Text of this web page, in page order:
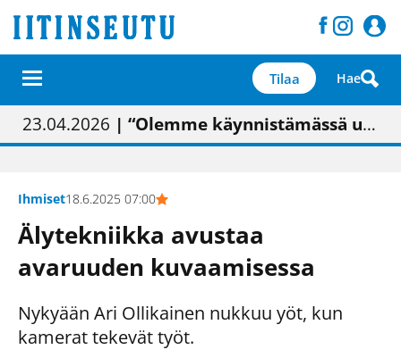
Tilaa Hae
01.02.2026 | Painon vaihtumisen pitäisi näkyä hieman parempana painojäljen laatuna lehdessä
05.02.2026 | Uudistettu kunnantalo on valoisa
23.04.2026 | “Olemme käynnistämässä uudelleen keskustavisiotyön”
09.05.2026| "Maalla on totuttu elämään omavaraisemmin kuin kaupungissa"
Ihmiset18.6.2025 07:00
Älytekniikka avustaa
avaruuden kuvaamisessa
Nykyään Ari Ollikainen nukkuu yöt, kun
kamerat tekevät työt.